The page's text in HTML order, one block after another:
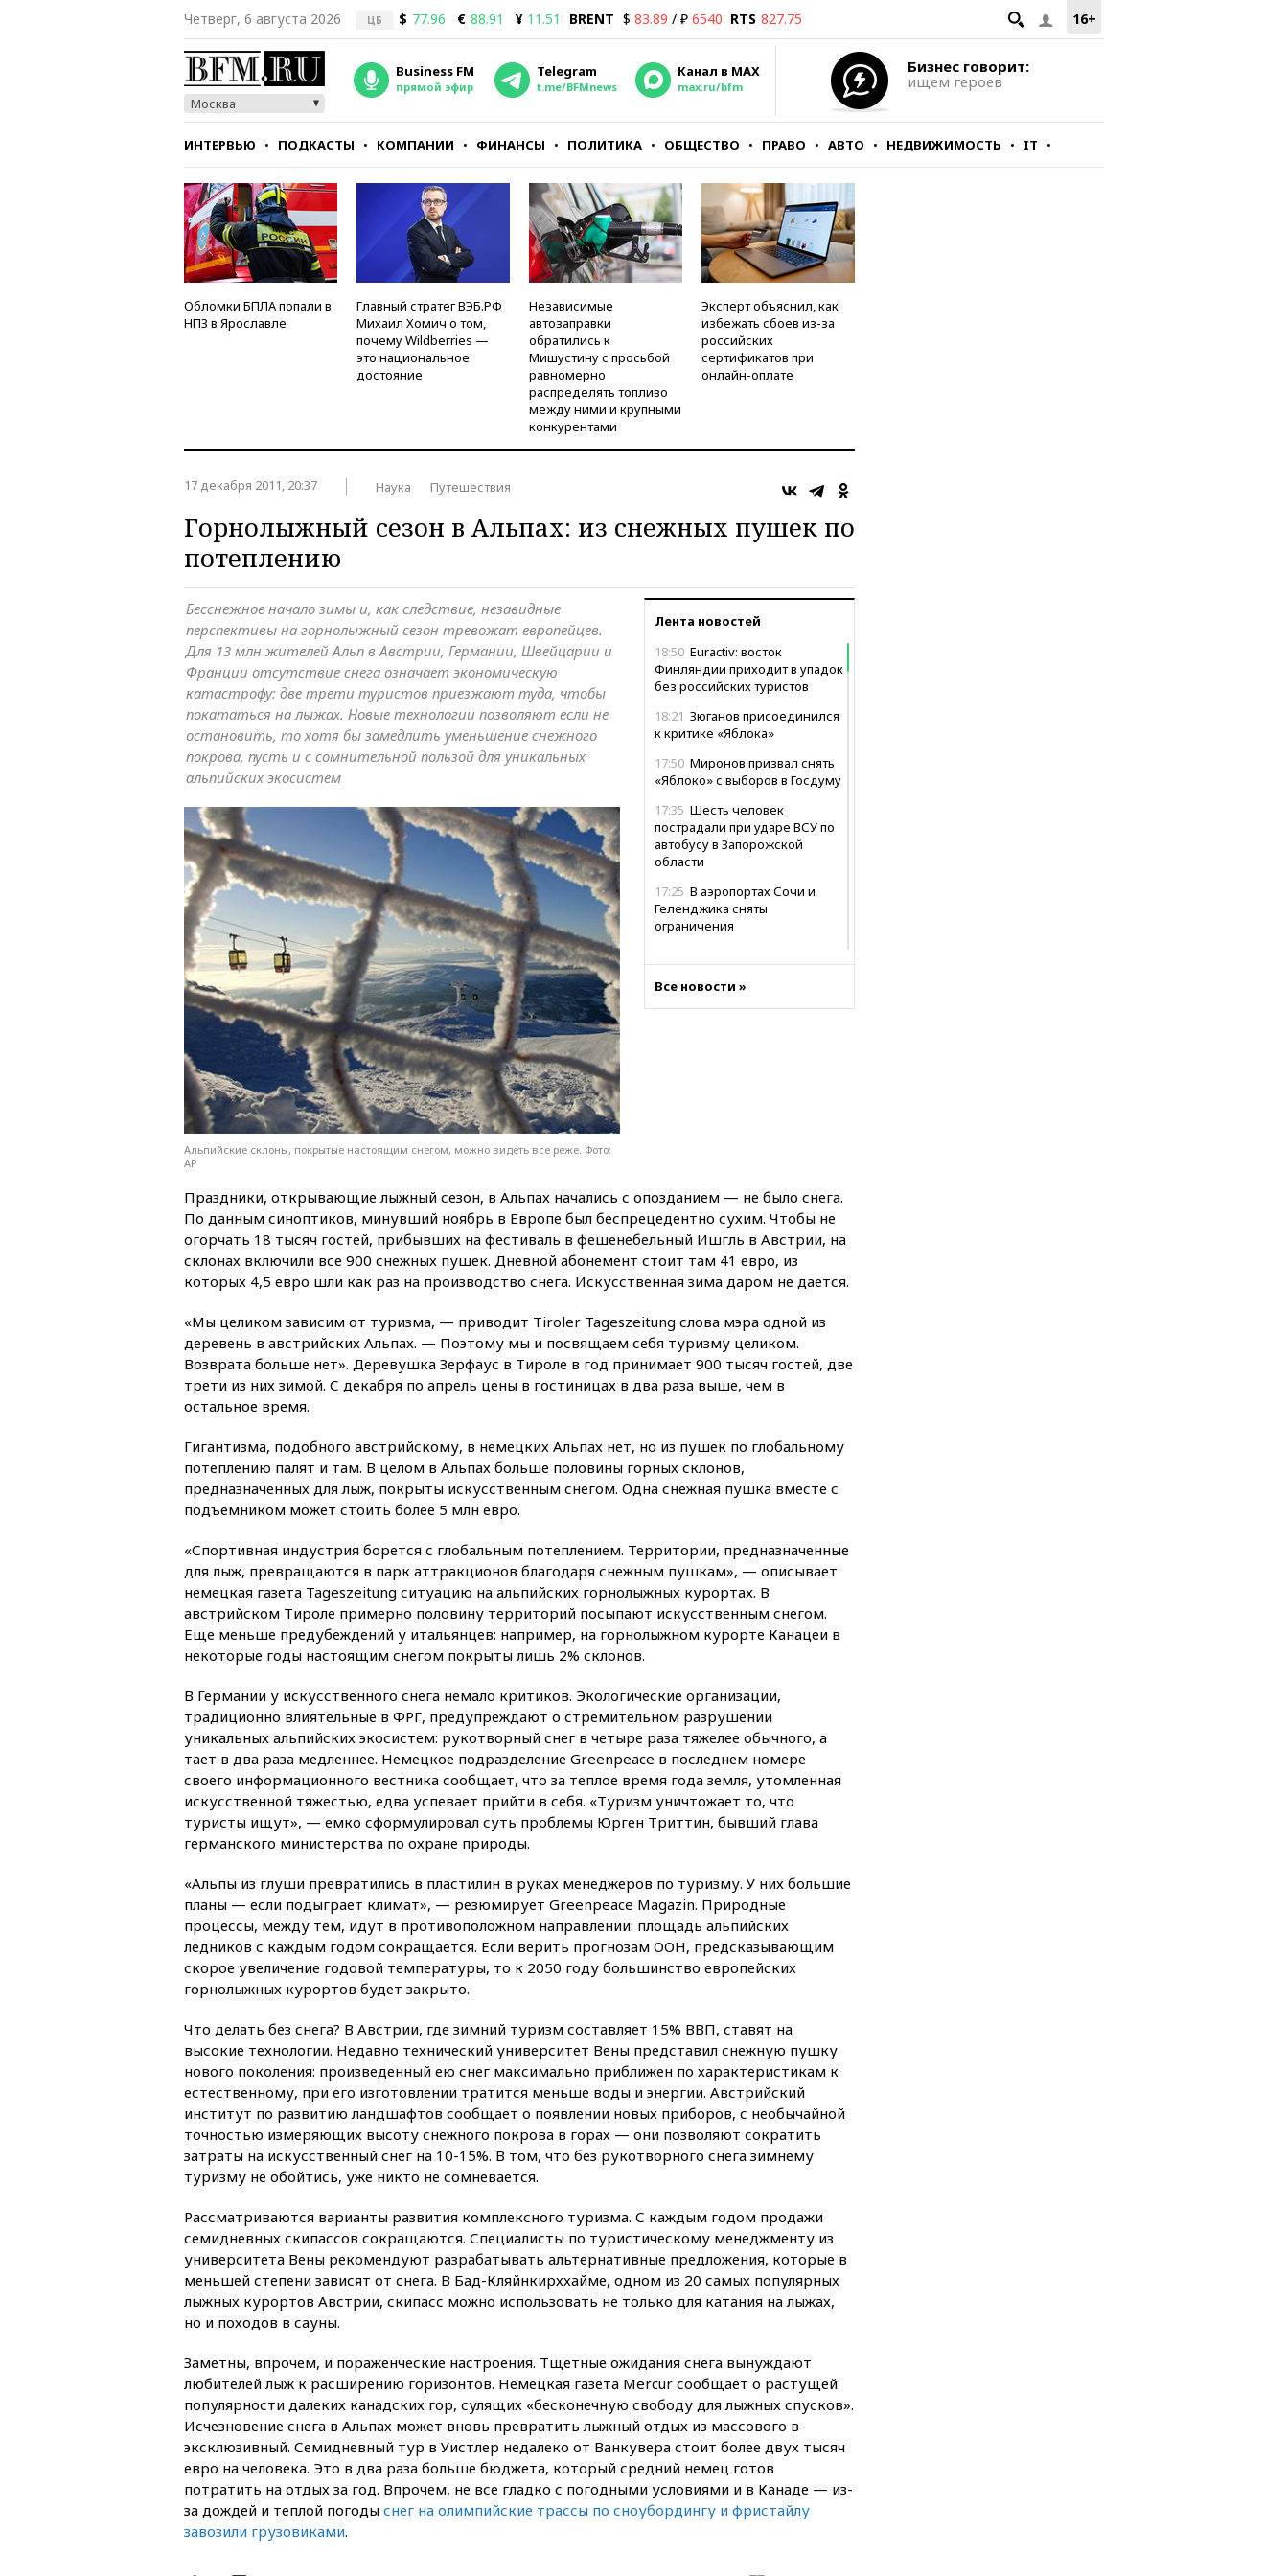
16+
Четверг, 6 августа 2026 ЦБ $ 77.96 € 88.91 ¥ 11.51 BRENT $ 83.89 / ₽ 6540 RTS 827.75
Москва
Business FM
прямой эфир
Telegram
t.me/BFMnews
Канал в MAX
max.ru/bfm
Бизнес говорит:
ищем героев
ИНТЕРВЬЮ ПОДКАСТЫ КОМПАНИИ ФИНАНСЫ ПОЛИТИКА ОБЩЕСТВО ПРАВО АВТО НЕДВИЖИМОСТЬ IT
СТИЛЬ ТЕСТЫ
Обломки БПЛА попали в
НПЗ в Ярославле
Главный стратег ВЭБ.РФ
Михаил Хомич о том,
почему Wildberries —
это национальное
достояние
Независимые
автозаправки
обратились к
Мишустину с просьбой
равномерно
распределять топливо
между ними и крупными
конкурентами
Эксперт объяснил, как
избежать сбоев из-за
российских
сертификатов при
онлайн-оплате
17 декабря 2011, 20:37 Наука Путешествия
Горнолыжный сезон в Альпах: из снежных пушек по
потеплению
Лента новостей
18:50 Euractiv: восток
Финляндии приходит в упадок
без российских туристов
18:21 Зюганов присоединился
к критике «Яблока»
17:50 Миронов призвал снять
«Яблоко» с выборов в Госдуму
17:35 Шесть человек
пострадали при ударе ВСУ по
автобусу в Запорожской
области
17:25 В аэропортах Сочи и
Геленджика сняты
ограничения
склады Wildberries бизнесу
16:16 The Guardian: ученые
гипоаллергенных собак
15:45 Спутник «Электро-Л» №
5 введен в эксплуатацию
при атаках дронов ВСУ в
Брянской области
15:15 В половине штатов США
зафиксирована вспышка
нанести ущерб экономике в
размере €800 млрд
14:49Пентагон озаботился
14:40
В Германии задержан
украинец за шпионаж на
оборонном предприятии
14:21
АТОР сообщила о
снижении цен на авиабилеты
14:19 Масштабный сбой
произошел в рунете
14:14«Ведомости»: Озон банк
не пострадает от британских
13:58Медведев назвал
Японию вассалом США
метро
13:38В эфире «Радиостанции
Судного дня» прозвучали три
сообщения
13:29 Восемь человек
WP: Трамп определился
со своим преемником
13:13СК возбудил дело по
факту гибели женщины и
ребенка в Раменском
12:57В Луганске при ракетном
ударе ВСУ по складу
12:44МВД: число
преступлений, связанных с
отмыванием денег, достигло
рекордного показателя
12:40В Подмосковье
12:22 В России с 1 сентября
изменятся билеты на
общественный транспорт
12:15Иран и Оман
согласовали главные пункты
сделки по открытию
Ормузского пролива
Все новости »
Бесснежное начало зимы и, как следствие, незавидные
перспективы на горнолыжный сезон тревожат европейцев.
Для 13 млн жителей Альп в Австрии, Германии, Швейцарии и
Франции отсутствие снега означает экономическую
катастрофу: две трети туристов приезжают туда, чтобы
покататься на лыжах. Новые технологии позволяют если не
остановить, то хотя бы замедлить уменьшение снежного
покрова, пусть и с сомнительной пользой для уникальных
альпийских экосистем
Альпийские склоны, покрытые настоящим снегом, можно видеть все реже. Фото:
AP
Праздники, открывающие лыжный сезон, в Альпах начались с опозданием — не было снега.
По данным синоптиков, минувший ноябрь в Европе был беспрецедентно сухим. Чтобы не
огорчать 18 тысяч гостей, прибывших на фестиваль в фешенебельный Ишгль в Австрии, на
склонах включили все 900 снежных пушек. Дневной абонемент стоит там 41 евро, из
которых 4,5 евро шли как раз на производство снега. Искусственная зима даром не дается.
«Мы целиком зависим от туризма, — приводит Tiroler Tageszeitung слова мэра одной из
деревень в австрийских Альпах. — Поэтому мы и посвящаем себя туризму целиком.
Возврата больше нет». Деревушка Зерфаус в Тироле в год принимает 900 тысяч гостей, две
трети из них зимой. С декабря по апрель цены в гостиницах в два раза выше, чем в
остальное время.
Гигантизма, подобного австрийскому, в немецких Альпах нет, но из пушек по глобальному
потеплению палят и там. В целом в Альпах больше половины горных склонов,
предназначенных для лыж, покрыты искусственным снегом. Одна снежная пушка вместе с
подъемником может стоить более 5 млн евро.
«Спортивная индустрия борется с глобальным потеплением. Территории, предназначенные
для лыж, превращаются в парк аттракционов благодаря снежным пушкам», — описывает
немецкая газета Tageszeitung ситуацию на альпийских горнолыжных курортах. В
австрийском Тироле примерно половину территорий посыпают искусственным снегом.
Еще меньше предубеждений у итальянцев: например, на горнолыжном курорте Канацеи в
некоторые годы настоящим снегом покрыты лишь 2% склонов.
В Германии у искусственного снега немало критиков. Экологические организации,
традиционно влиятельные в ФРГ, предупреждают о стремительном разрушении
уникальных альпийских экосистем: рукотворный снег в четыре раза тяжелее обычного, а
тает в два раза медленнее. Немецкое подразделение Greenpeace в последнем номере
своего информационного вестника сообщает, что за теплое время года земля, утомленная
искусственной тяжестью, едва успевает прийти в себя. «Туризм уничтожает то, что
туристы ищут», — емко сформулировал суть проблемы Юрген Триттин, бывший глава
германского министерства по охране природы.
«Альпы из глуши превратились в пластилин в руках менеджеров по туризму. У них большие
планы — если подыграет климат», — резюмирует Greenpeace Magazin. Природные
процессы, между тем, идут в противоположном направлении: площадь альпийских
ледников с каждым годом сокращается. Если верить прогнозам ООН, предсказывающим
скорое увеличение годовой температуры, то к 2050 году большинство европейских
горнолыжных курортов будет закрыто.
Что делать без снега? В Австрии, где зимний туризм составляет 15% ВВП, ставят на
высокие технологии. Недавно технический университет Вены представил снежную пушку
нового поколения: произведенный ею снег максимально приближен по характеристикам к
естественному, при его изготовлении тратится меньше воды и энергии. Австрийский
институт по развитию ландшафтов сообщает о появлении новых приборов, с необычайной
точностью измеряющих высоту снежного покрова в горах — они позволяют сократить
затраты на искусственный снег на 10-15%. В том, что без рукотворного снега зимнему
туризму не обойтись, уже никто не сомневается.
Рассматриваются варианты развития комплексного туризма. С каждым годом продажи
семидневных скипассов сокращаются. Специалисты по туристическому менеджменту из
университета Вены рекомендуют разрабатывать альтернативные предложения, которые в
меньшей степени зависят от снега. В Бад-Кляйнкирххайме, одном из 20 самых популярных
лыжных курортов Австрии, скипасс можно использовать не только для катания на лыжах,
но и походов в сауны.
Заметны, впрочем, и пораженческие настроения. Тщетные ожидания снега вынуждают
любителей лыж к расширению горизонтов. Немецкая газета Mercur сообщает о растущей
популярности далеких канадских гор, сулящих «бесконечную свободу для лыжных спусков».
Исчезновение снега в Альпах может вновь превратить лыжный отдых из массового в
эксклюзивный. Семидневный тур в Уистлер недалеко от Ванкувера стоит более двух тысяч
евро на человека. Это в два раза больше бюджета, который средний немец готов
потратить на отдых за год. Впрочем, не все гладко с погодными условиями и в Канаде — из-
за дождей и теплой погоды снег на олимпийские трассы по сноубордингу и фристайлу
завозили грузовиками.